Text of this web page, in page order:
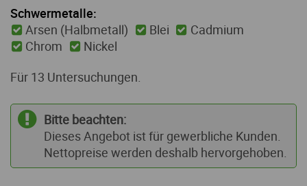
Schwermetalle:
Arsen (Halbmetall)
Blei
Cadmium
Chrom
Nickel
Für 13 Untersuchungen.
Bitte beachten:
Dieses Angebot ist für gewerbliche Kunden.
Nettopreise werden deshalb hervorgehoben.